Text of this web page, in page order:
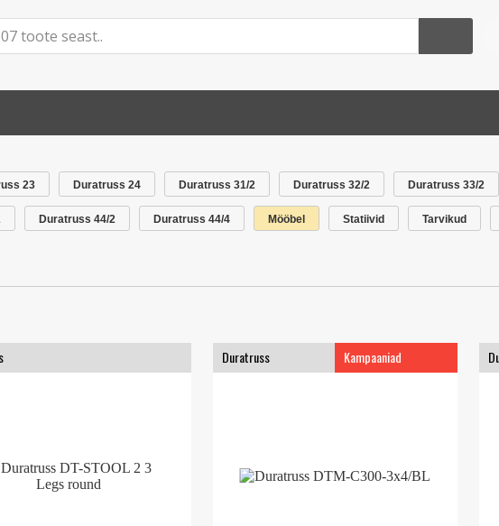
23 Duratruss 24 Duratruss 31/2 Duratruss 32/2 Duratruss 33/2
Duratruss 44/2 Duratruss 44/4 Mööbel Statiivid Tarvikud
Duratruss Kampaaniad